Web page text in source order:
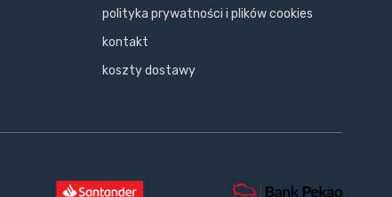
polityka prywatności i plików cookies
kontakt
koszty dostawy